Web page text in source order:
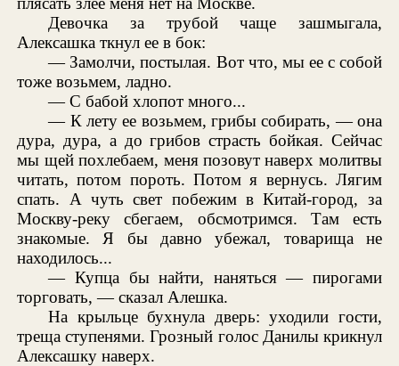
Девочка за трубой чаще зашмыгала,
Алексашка ткнул ее в бок:
— Замолчи, постылая. Вот что, мы ее с собой
тоже возьмем, ладно.
— С бабой хлопот много...
— К лету ее возьмем, грибы собирать, — она
дура, дура, а до грибов страсть бойкая. Сейчас
мы щей похлебаем, меня позовут наверх молитвы
читать, потом пороть. Потом я вернусь. Лягим
спать. А чуть свет побежим в Китай-город, за
Москву-реку сбегаем, обсмотримся. Там есть
знакомые. Я бы давно убежал, товарища не
находилось...
— Купца бы найти, наняться — пирогами
торговать, — сказал Алешка.
На крыльце бухнула дверь: уходили гости,
треща ступенями. Грозный голос Данилы крикнул
Алексашку наверх.